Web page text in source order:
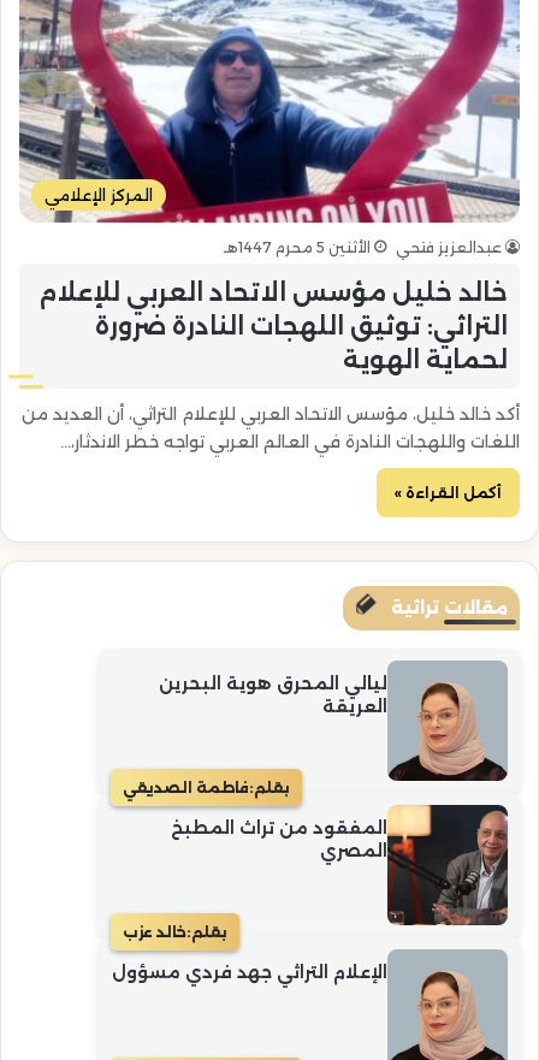
المركز الإعلامي
عبدالعزيز فتحي الأثنين 5 محرم 1447هـ
خالد خليل مؤسس الاتحاد العربي للإعلام
التراثي: توثيق اللهجات النادرة ضرورة
لحماية الهوية
أكد خالد خليل، مؤسس الاتحاد العربي للإعلام التراثي، أن العديد من
اللغات واللهجات النادرة في العالم العربي تواجه خطر الاندثار،…
أكمل القراءة »
مقالات تراثية
ليالي المحرق هوية البحرين
العريقة
بقلم:فاطمة الصديقي
المفقود من تراث المطبخ
المصري
بقلم:خالد عزب
الإعلام التراثي جهد فردي مسؤول